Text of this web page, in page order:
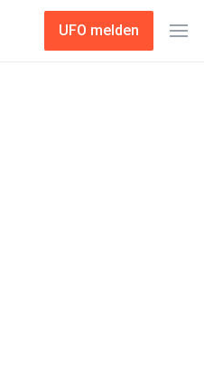
UFO melden